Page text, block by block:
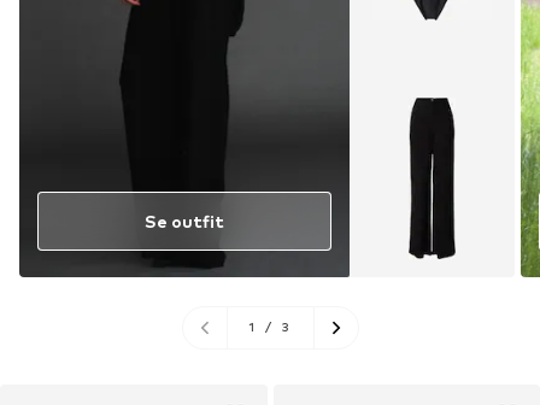
Se outfit
1 / 3